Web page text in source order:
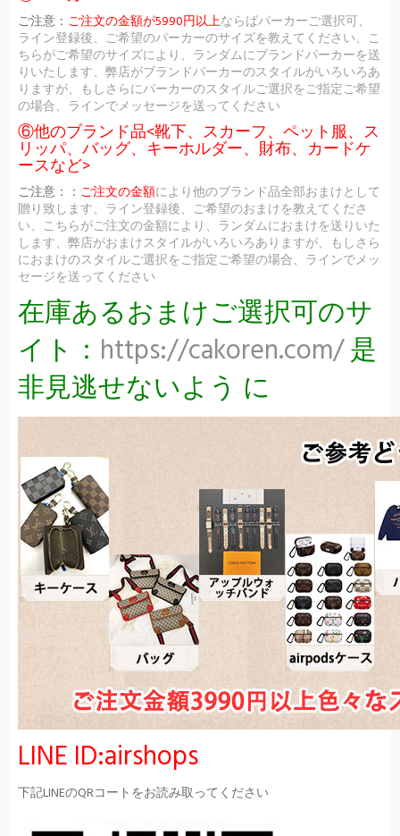
ご注意： ご注文の金額が5990円以上ならばパーカーご選択可、
ライン登録後、ご希望のパーカーのサイズを教えてください、こ
ちらがご希望のサイズにより、ランダムにブランドパーカーを送
りいたします、弊店がブランドパーカーのスタイルがいろいろあ
りますが、もしさらにパーカーのスタイルご選択をご指定ご希望
の場合、ラインでメッセージを送ってください
⑥他のブランド品<靴下、スカーフ、ペット服、ス
リッパ、バッグ、キーホルダー、財布、カードケ
ースなど>
ご注意：： ご注文の金額により他のブランド品全部おまけとして
贈り致します、ライン登録後、ご希望のおまけを教えてくださ
い、こちらがご注文の金額により、ランダムにおまけを送りいた
します、弊店がおまけスタイルがいろいろありますが、もしさら
におまけのスタイルご選択をご指定ご希望の場合、ラインでメッ
セージを送ってください
在庫あるおまけご選択可のサ
イト： https://cakoren.com/是
非見逃せないよう に
LINE ID:airshops
下記LINEのQRコートをお読み取ってください